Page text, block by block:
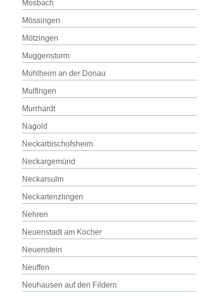
Mosbach
Mössingen
Mötzingen
Muggensturm
Mühlheim an der Donau
Mulfingen
Murrhardt
Nagold
Neckarbischofsheim
Neckargemünd
Neckarsulm
Neckartenzlingen
Nehren
Neuenstadt am Kocher
Neuenstein
Neuffen
Neuhausen auf den Fildern